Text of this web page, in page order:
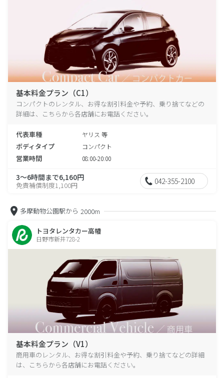
基本料金プラン（C1）
コンパクトのレンタル、お得な割引料金や予約、乗り捨てなどの
詳細は、こちらから各店舗にお電話ください。
代表車種 ヤリス 等
ボディタイプ コンパクト
営業時間 08:00-20:00
3～6時間まで6,160円
免責補償制度1,100円 042-355-2100
多摩動物公園駅から 2000m
トヨタレンタカー高幡
日野市新井728-2
基本料金プラン（V1）
商用車のレンタル、お得な割引料金や予約、乗り捨てなどの詳細
は、こちらから各店舗にお電話ください。